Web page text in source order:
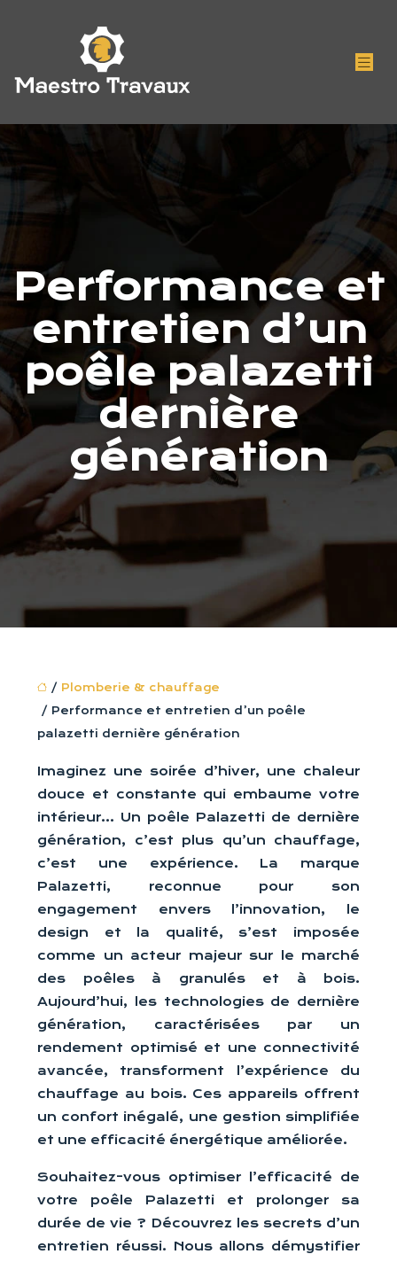
Performance et
entretien d’un
poêle palazetti
dernière
génération
/ Plomberie & chauffage
/ Performance et entretien d’un poêle
palazetti dernière génération
Imaginez une soirée d’hiver, une chaleur
douce et constante qui embaume votre
intérieur… Un poêle Palazetti de dernière
génération, c’est plus qu’un chauffage,
c’est une expérience. La marque
Palazetti, reconnue pour son
engagement envers l’innovation, le
design et la qualité, s’est imposée
comme un acteur majeur sur le marché
des poêles à granulés et à bois.
Aujourd’hui, les technologies de dernière
génération, caractérisées par un
rendement optimisé et une connectivité
avancée, transforment l’expérience du
chauffage au bois. Ces appareils offrent
un confort inégalé, une gestion simplifiée
et une efficacité énergétique améliorée.
Souhaitez-vous optimiser l’efficacité de
votre poêle Palazetti et prolonger sa
durée de vie ? Découvrez les secrets d’un
entretien réussi. Nous allons démystifier